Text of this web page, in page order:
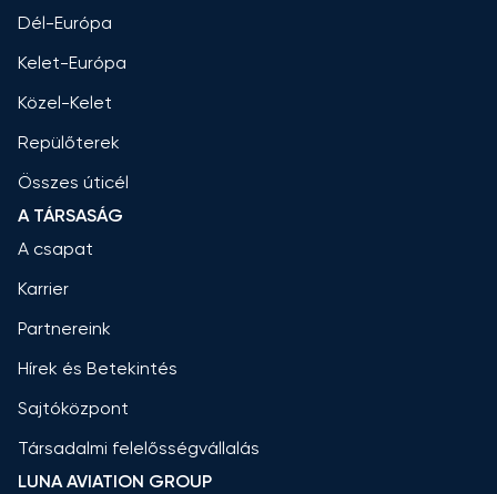
Dél-Európa
Kelet-Európa
Közel-Kelet
Repülőterek
Összes úticél
A TÁRSASÁG
A csapat
Karrier
Partnereink
Hírek és Betekintés
Sajtóközpont
Társadalmi felelősségvállalás
LUNA AVIATION GROUP